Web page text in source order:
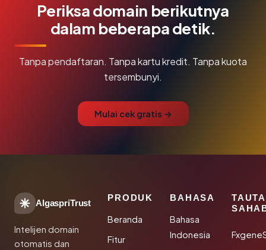
Periksa domain berikutnya
dalam beberapa detik.
Tanpa pendaftaran. Tanpa kartu kredit. Tanpa kuota
tersembunyi.
Mulai cek gratis →
AlgaspriTrust
Intelijen domain
otomatis dan
PRODUK
Beranda
Fitur
BAHASA
Bahasa
Indonesia